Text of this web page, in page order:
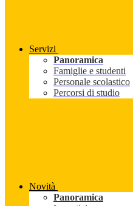
Servizi
Panoramica
Famiglie e studenti
Personale scolastico
Percorsi di studio
Novità
Panoramica